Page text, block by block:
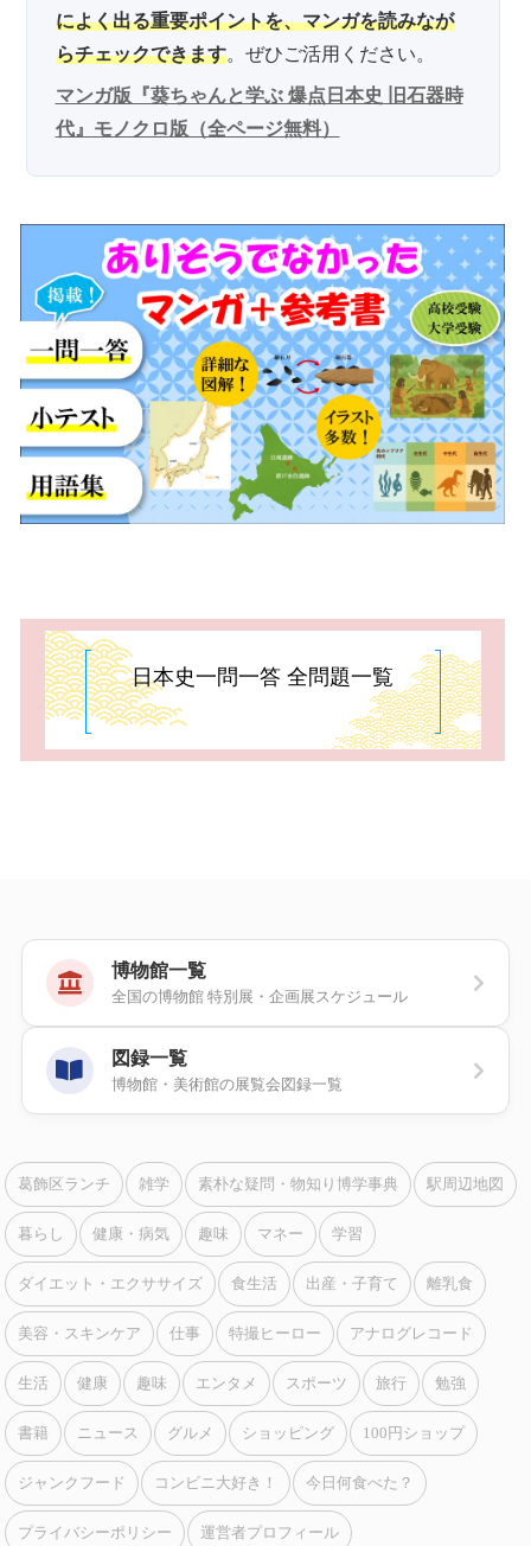
によく出る重要ポイントを、マンガを読みなが
らチェックできます。ぜひご活用ください。
マンガ版『葵ちゃんと学ぶ 爆点日本史 旧石器時
代』モノクロ版（全ページ無料）
日本史一問一答 全問題一覧
博物館一覧
全国の博物館 特別展・企画展スケジュール
図録一覧
博物館・美術館の展覧会図録一覧
葛飾区ランチ 雑学 素朴な疑問・物知り博学事典 駅周辺地図
暮らし 健康・病気 趣味 マネー 学習
ダイエット・エクササイズ 食生活 出産・子育て 離乳食
美容・スキンケア 仕事 特撮ヒーロー アナログレコード
生活 健康 趣味 エンタメ スポーツ 旅行 勉強
書籍 ニュース グルメ ショッピング 100円ショップ
ジャンクフード コンビニ大好き！ 今日何食べた？
プライバシーポリシー 運営者プロフィール